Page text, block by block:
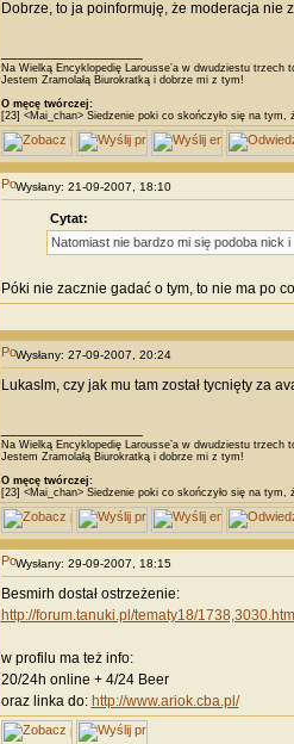
Dobrze, to ja poinformuję, że moderacja nie
Na Wielką Encyklopedię Larousse’a w dwudziestu trzech
Jestem Zramolałą Biurokratką i dobrze mi z tym!
O męcę twórczej:
[23] <Mai_chan> Siedzenie poki co skończyło się na
Wysłany: 21-09-2007, 18:10
Cytat:
Natomiast nie bardzo mi się podoba nick
Póki nie zacznie gadać o tym, to nie ma po
Wysłany: 27-09-2007, 20:24
Lukaslm, czy jak mu tam został tycnięty za
Na Wielką Encyklopedię Larousse’a w dwudziestu trzech
Jestem Zramolałą Biurokratką i dobrze mi z tym!
O męcę twórczej:
[23] <Mai_chan> Siedzenie poki co skończyło się na
Wysłany: 29-09-2007, 18:15
Besmirh dostał ostrzeżenie:
http://forum.tanuki.pl/tematy18/
w profilu ma też info:
20/24h online + 4/24 Beer
oraz linka do: http://www.ariok.cba.pl/